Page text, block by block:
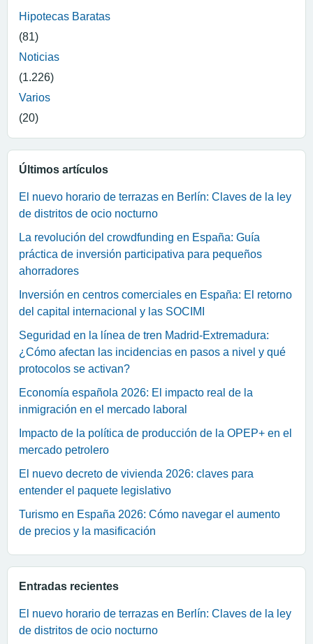
Hipotecas Baratas
(81)
Noticias
(1.226)
Varios
(20)
Últimos artículos
El nuevo horario de terrazas en Berlín: Claves de la ley
de distritos de ocio nocturno
La revolución del crowdfunding en España: Guía
práctica de inversión participativa para pequeños
ahorradores
Inversión en centros comerciales en España: El retorno
del capital internacional y las SOCIMI
Seguridad en la línea de tren Madrid-Extremadura:
¿Cómo afectan las incidencias en pasos a nivel y qué
protocolos se activan?
Economía española 2026: El impacto real de la
inmigración en el mercado laboral
Impacto de la política de producción de la OPEP+ en el
mercado petrolero
El nuevo decreto de vivienda 2026: claves para
entender el paquete legislativo
Turismo en España 2026: Cómo navegar el aumento
de precios y la masificación
Entradas recientes
El nuevo horario de terrazas en Berlín: Claves de la ley
de distritos de ocio nocturno